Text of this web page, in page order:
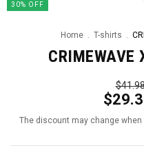
30% OFF
Home . T-shirts .
CRIMEWAVE
The discount may change